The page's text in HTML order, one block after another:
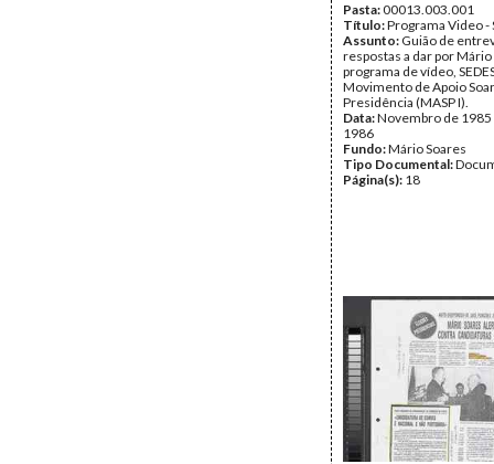
Pasta:00013.003.001
Título:Programa Video -
Assunto: Guião de
respostas a dar por Mário
programa de vídeo,
Movimento de Apoio
Presidência (MASP I).
Data:Novembro de 1985
1986
Fundo:Mário Soares
Tipo Documental:
Página(s): 18